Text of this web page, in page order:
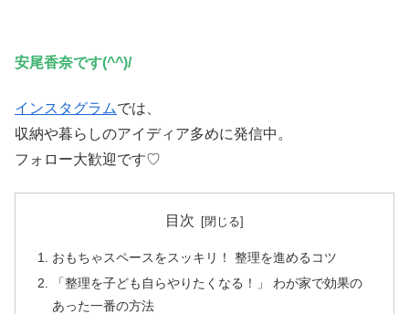
安尾香奈です(^^)/
インスタグラムでは、
収納や暮らしのアイディア多めに発信中。
フォロー大歓迎です♡
目次
おもちゃスペースをスッキリ！ 整理を進めるコツ
「整理を子ども自らやりたくなる！」 わが家で効果の
あった一番の方法